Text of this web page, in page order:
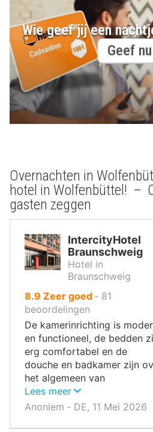
Wie geef jij een
Geef nu
Overnachten in
hotel in Wolfenbüttel! –
gasten zeggen
IntercityHotel
Braunschweig
Hotel in
Braunschweig
8.9 uit
10
,
Zeer goed ‐ 81
beoordelingen
De kamerinrichting is
en functioneel, de bedden
erg comfortabel en de
douche en badkamer zijn
het algemeen van
topkwaliteit!
Lees meer
Anoniem ‐ DE, 11 Mei 2026